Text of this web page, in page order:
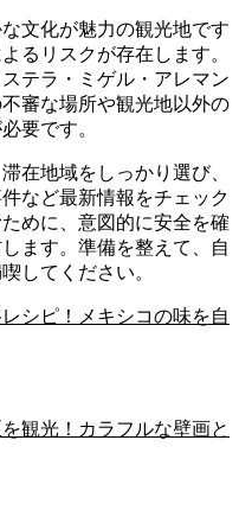
文化が魅力の観光地です
るリスクが存在します。
テラ・ミゲル・アレマン
審な場所や観光地以外の
要です。
在地域をしっかり選び、
など最新情報をチェック
めに、意図的に安全を確
ます。準備を整えて、自
してください。
シピ！メキシコの味を自
観光！カラフルな壁画と